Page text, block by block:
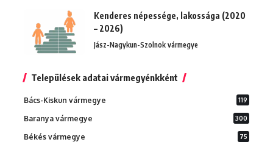
Kenderes népessége, lakossága (2020
– 2026)
Jász-Nagykun-Szolnok vármegye
Települések adatai vármegyénkként
Bács-Kiskun vármegye 119
Baranya vármegye 300
Békés vármegye 75